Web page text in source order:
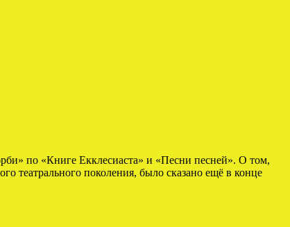
по «Книге Екклесиаста» и «Песни песней». О том,
театрального поколения, было сказано ещё в конце